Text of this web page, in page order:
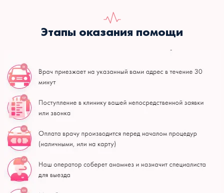
Этапы оказания помощи